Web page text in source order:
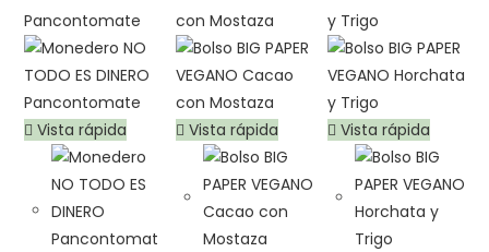
Vista rápida Vista rápida Vista rápida